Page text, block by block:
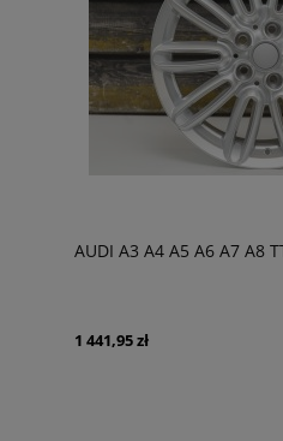
AUDI A3 A4 A5 A6 A7 A8
1 441,95 zł